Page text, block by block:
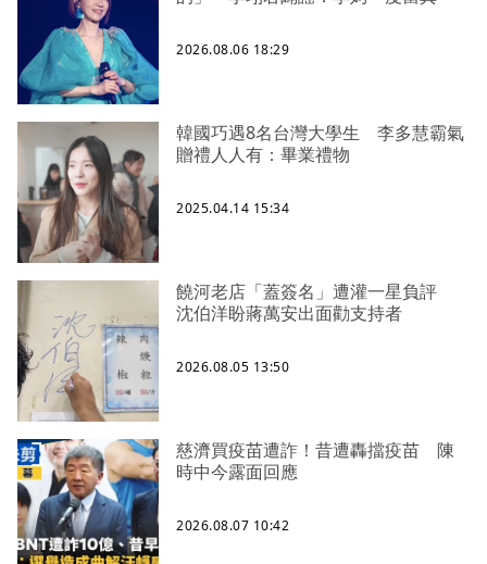
2026.08.06 18:29
韓國巧遇8名台灣大學生 李多慧霸氣
贈禮人人有：畢業禮物
2025.04.14 15:34
饒河老店「蓋簽名」遭灌一星負評
沈伯洋盼蔣萬安出面勸支持者
2026.08.05 13:50
慈濟買疫苗遭詐！昔遭轟擋疫苗 陳
時中今露面回應
2026.08.07 10:42